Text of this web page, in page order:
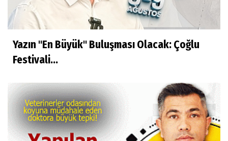
Yazın "En Büyük" Buluşması Olacak: Çoğlu
Festivali...